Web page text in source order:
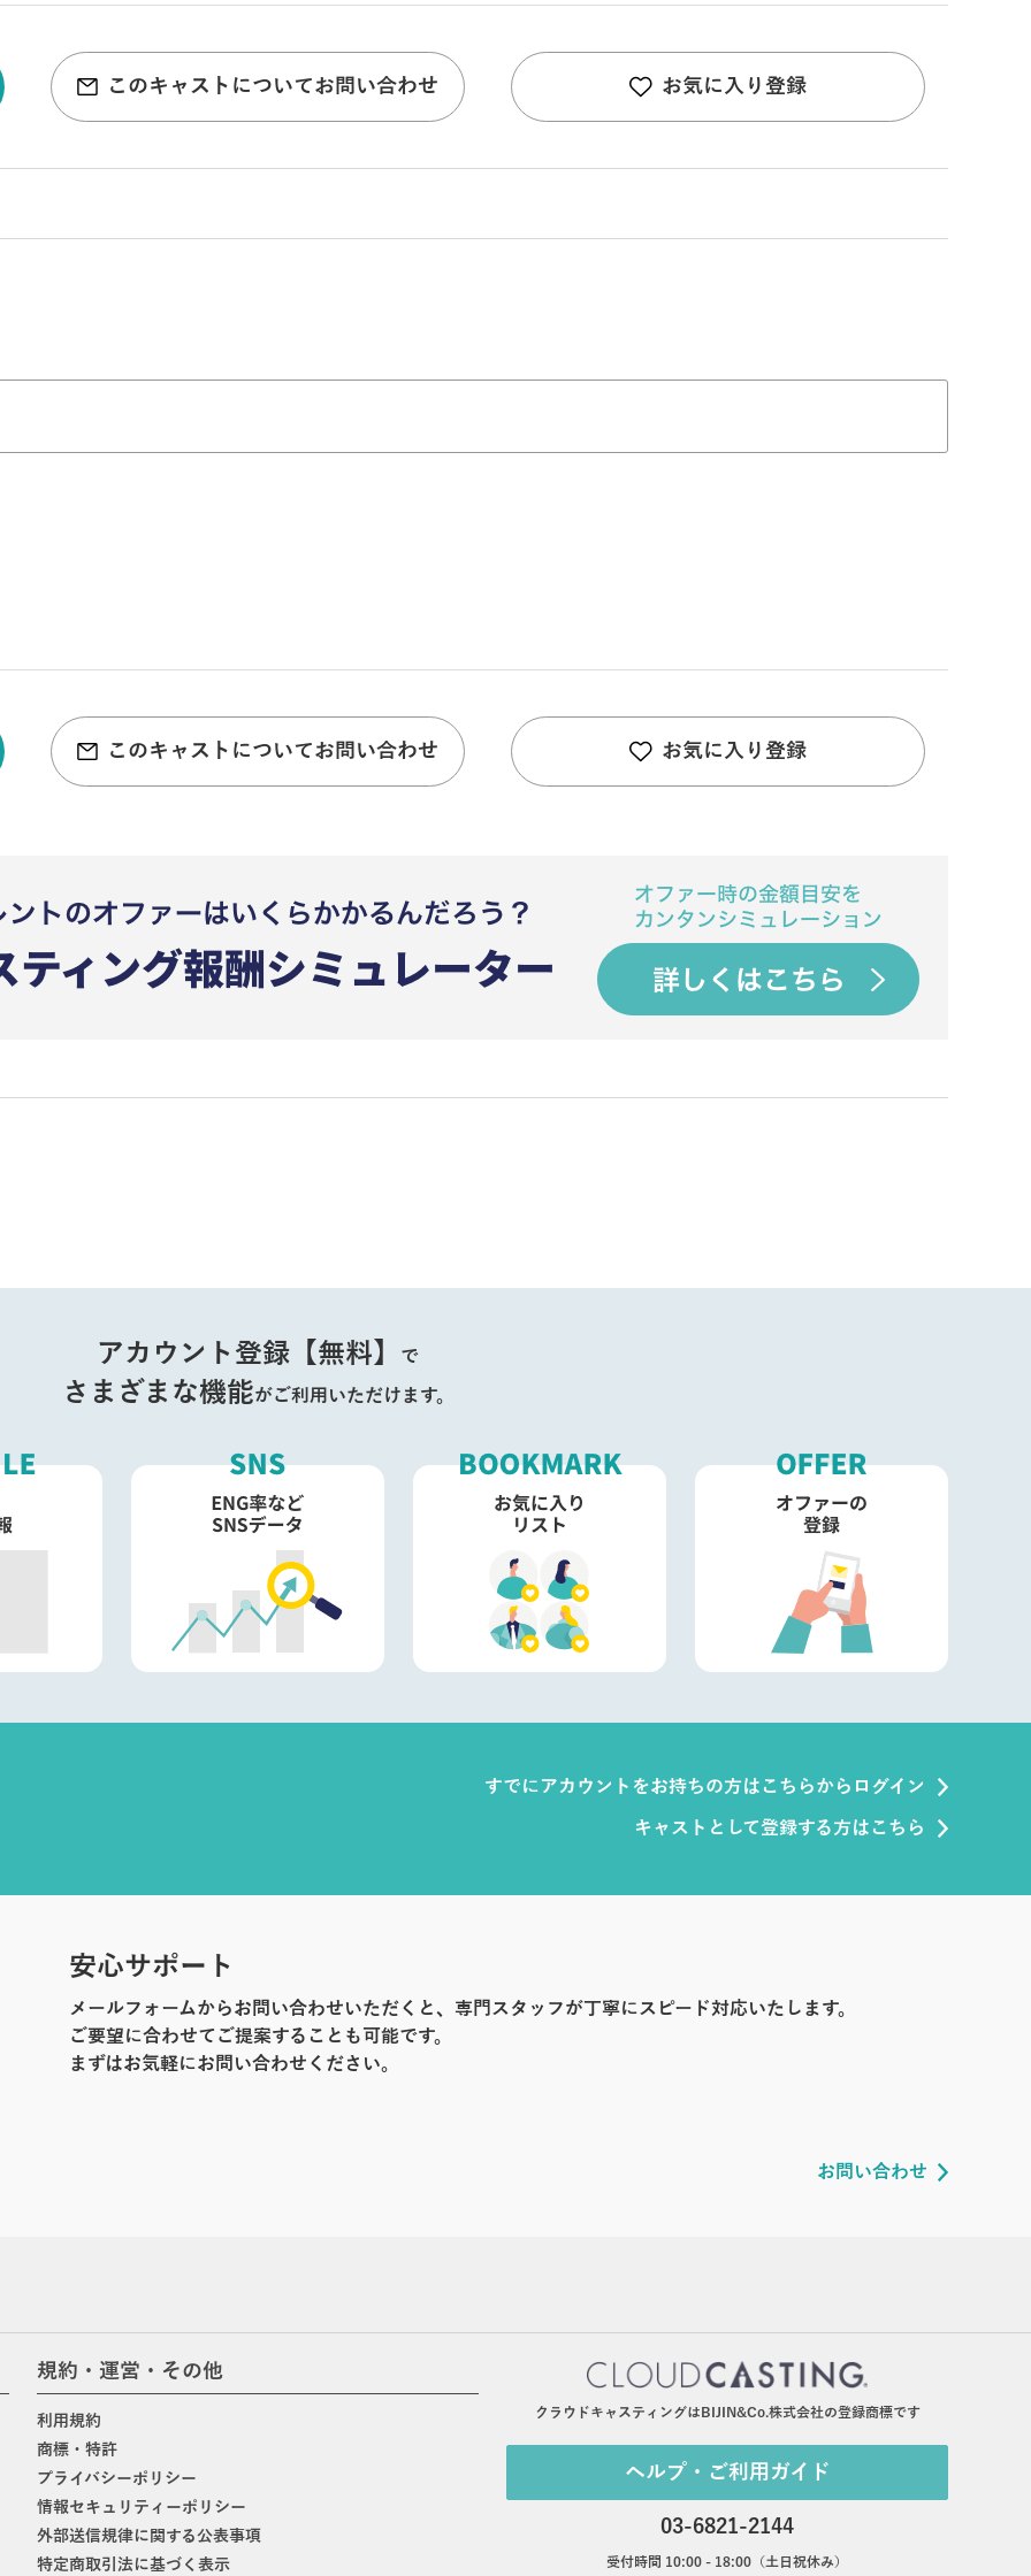
このキャストについてお問い合わせ お気に入り登録
このキャストについてお問い合わせ お気に入り登録
アカウント登録【無料】 で
さまざまな機能がご利用いただけます。
すでにアカウントをお持ちの方はこちらからログイン
キャストとして登録する方はこちら
安心サポート
メールフォームからお問い合わせいただくと、専門スタッフが丁寧にスピード対応いたします。
ご要望に合わせてご提案することも可能です。
まずはお気軽にお問い合わせください。
お問い合わせ
規約・運営・その他
利用規約
商標・特許
プライバシーポリシー
情報セキュリティーポリシー
外部送信規律に関する公表事項
特定商取引法に基づく表示
クラウドキャスティングはBIJIN&Co.株式会社の登録商標です
ヘルプ・ご利用ガイド
03-6821-2144
受付時間 10:00 - 18:00（土日祝休み）